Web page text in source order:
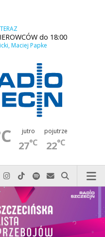
do 18:00
Maciej Papke
jutro
27°C
pojutrze
22°C
prostu do nas zadzwoń
nas na Facebook-u
Odwiedź nas na X
Odwiedź nas na Instagram-ie
Odwiedź nas na TikTok-u
Szukaj nas na Spotify
Wyślij do nas
Szukaj